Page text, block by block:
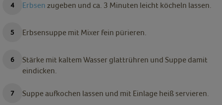
Erbsen zugeben und ca. 3 Minuten leicht köcheln lassen.
Erbsensuppe mit Mixer fein pürieren.
Stärke mit kaltem Wasser glattrühren und Suppe damit
eindicken.
Suppe aufkochen lassen und mit Einlage heiß servieren.